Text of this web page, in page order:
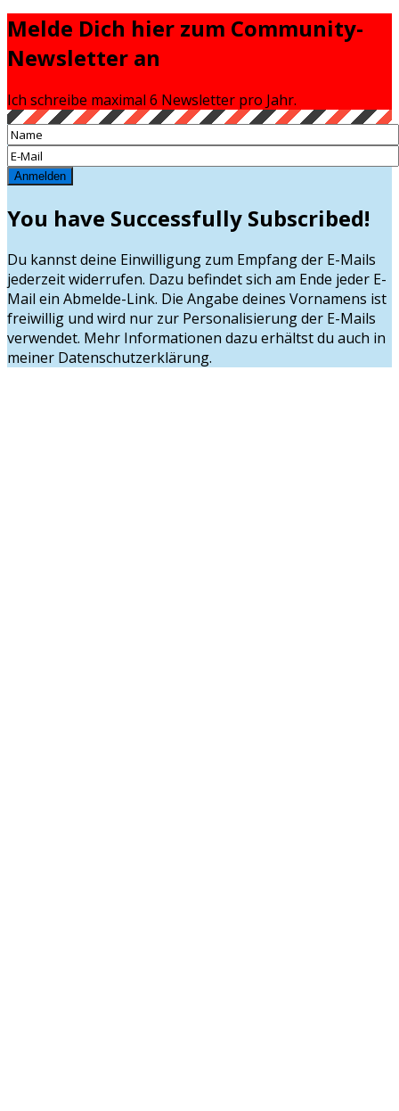
Melde Dich hier zum Community-
Newsletter an
Ich schreibe maximal 6 Newsletter pro Jahr.
Anmelden
You have Successfully Subscribed!
Du kannst deine Einwilligung zum Empfang der E-Mails
jederzeit widerrufen. Dazu befindet sich am Ende jeder E-
Mail ein Abmelde-Link. Die Angabe deines Vornamens ist
freiwillig und wird nur zur Personalisierung der E-Mails
verwendet. Mehr Informationen dazu erhältst du auch in
meiner Datenschutzerklärung.